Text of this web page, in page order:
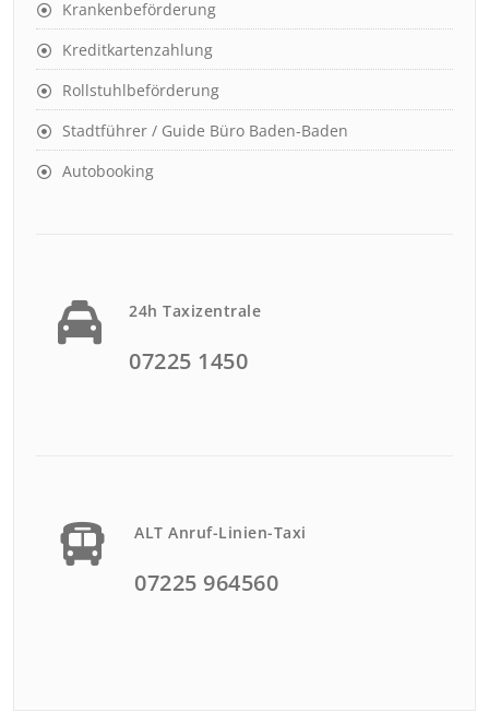
Krankenbeförderung
Kreditkartenzahlung
Rollstuhlbeförderung
Stadtführer / Guide Büro Baden-Baden
Autobooking
24h Taxizentrale
07225 1450
ALT Anruf-Linien-Taxi
07225 964560